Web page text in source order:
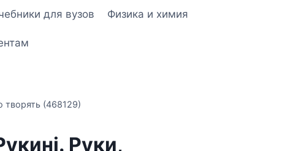
для вузов Физика и химия
творять (468129)
Руки,